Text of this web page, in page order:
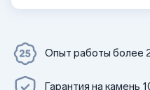
Опыт работы более
Гарантия на камень